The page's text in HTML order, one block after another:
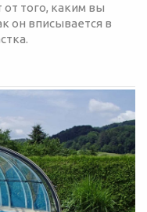
от того, каким вы
он вписывается в